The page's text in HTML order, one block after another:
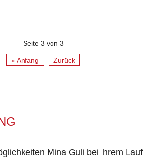
Seite 3 von 3
« Anfang Zurück
Mina Guli bei ihrem Lauf